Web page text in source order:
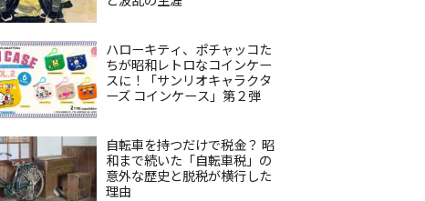
ハローキティ、ポチャッコた
ちが昭和レトロなコインケー
スに！「サンリオキャラクタ
ーズ コインケース」第２弾
自転車を持つだけで税金？ 昭
和まで続いた「自転車税」の
意外な歴史と脱税が横行した
理由